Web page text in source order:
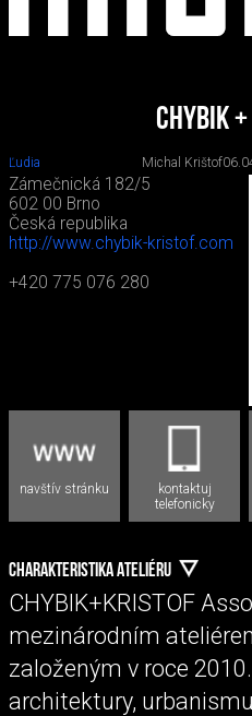
CHYBIK
Ľudia Michal Krištof
Zámečnická 182/5
602 00 Brno
Česká republika
http://www.chybik-kristof.com
+420 775 076 280
navštív stránku
kontaktuj
telefonicky
CHARAKTERISTIKA ATELIÉRU
CHYBIK+KRISTOF
mezinárodním
založeným v roce
architektury,